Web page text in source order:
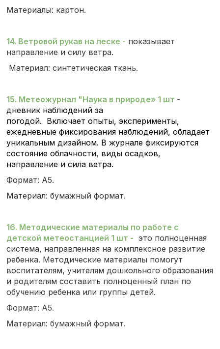
Материалы: картон.
14. Ветровой рукав на леске - показывает
направление и силу ветра.
Материал: синтетическая ткань.
15. Метеожурнал "Наука в природе» 1 шт -
дневник наблюдений за
погодой. Включаетопыты, эксперименты,
ежедневные фиксирования наблюдений, обладает
уникальным дизайном. В журнале фиксируются
состояние облачности, виды осадков,
направление и сила ветра.
Формат: А5.
Материал: бумажный формат.
16. Методические материалы по работе с
детской метеостанцией 1 шт - это полноценная
система, направленная на комплексное развитие
ребенка. Методические материалы помогут
воспитателям, учителям дошкольного образования
и родителям составить полноценный план по
обучению ребенка или группы детей.
Формат: А5.
Материал: бумажный формат.